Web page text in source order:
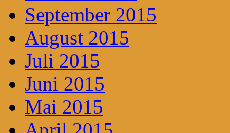
September 2015
August 2015
Juli 2015
Juni 2015
Mai 2015